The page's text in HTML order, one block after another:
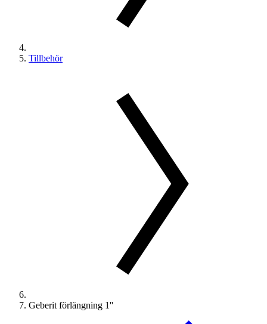
Tillbehör
Geberit förlängning 1''